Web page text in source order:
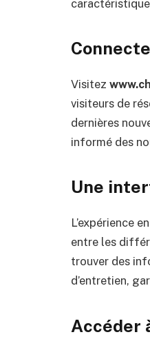
Visitez
visiteurs de
dernières
informé des
Une
L’expérience
entre les
trouver des
d’entretien,
Accéder